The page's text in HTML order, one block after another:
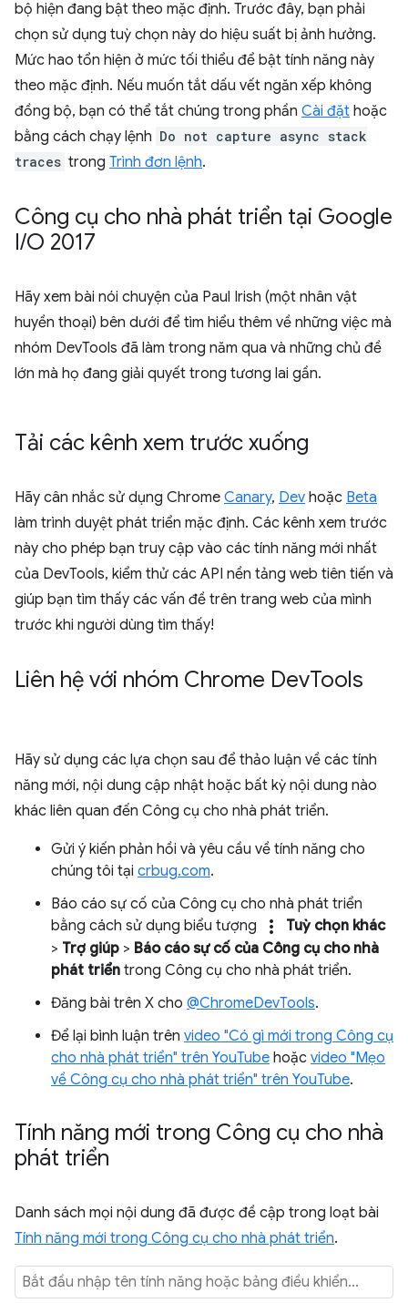
bộ hiện đang bật theo mặc định. Trước đây, bạn phải
chọn sử dụng tuỳ chọn này do hiệu suất bị ảnh hưởng.
Mức hao tổn hiện ở mức tối thiểu để bật tính năng này
theo mặc định. Nếu muốn tắt dấu vết ngăn xếp không
đồng bộ, bạn có thể tắt chúng trong phần Cài đặt hoặc
bằng cách chạy lệnh Do not capture async stack
traces trong Trình đơn lệnh.
Công cụ cho nhà phát triển tại Google
I/O 2017
Hãy xem bài nói chuyện của Paul Irish (một nhân vật
huyền thoại) bên dưới để tìm hiểu thêm về những việc mà
nhóm DevTools đã làm trong năm qua và những chủ đề
lớn mà họ đang giải quyết trong tương lai gần.
Tải các kênh xem trước xuống
Hãy cân nhắc sử dụng Chrome Canary, Dev hoặc Beta
làm trình duyệt phát triển mặc định. Các kênh xem trước
này cho phép bạn truy cập vào các tính năng mới nhất
của DevTools, kiểm thử các API nền tảng web tiên tiến và
giúp bạn tìm thấy các vấn đề trên trang web của mình
trước khi người dùng tìm thấy!
Liên hệ với nhóm Chrome DevTools
Hãy sử dụng các lựa chọn sau để thảo luận về các tính
năng mới, nội dung cập nhật hoặc bất kỳ nội dung nào
khác liên quan đến Công cụ cho nhà phát triển.
Gửi ý kiến phản hồi và yêu cầu về tính năng cho
chúng tôi tại crbug.com.
Báo cáo sự cố của Công cụ cho nhà phát triển
bằng cách sử dụng biểu tượng
more_vert
Tuỳ chọn khác
> Trợ giúp > Báo cáo sự cố của Công cụ cho nhà
phát triển trong Công cụ cho nhà phát triển.
Đăng bài trên X cho @ChromeDevTools.
Để lại bình luận trên video "Có gì mới trong Công cụ
cho nhà phát triển" trên YouTube hoặc video "Mẹo
về Công cụ cho nhà phát triển" trên YouTube.
Tính năng mới trong Công cụ cho nhà
phát triển
Danh sách mọi nội dung đã được đề cập trong loạt bài
Tính năng mới trong Công cụ cho nhà phát triển.